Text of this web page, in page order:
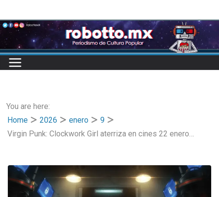
to
content
You are here:
Home
2026 enero
9
Virgin Punk: Clockwork Girl aterriza en cines 22 enero…